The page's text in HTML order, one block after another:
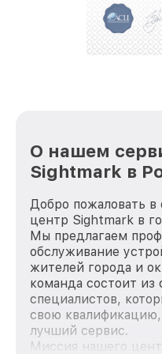
положительные
репутацию. Мы
О нашем
Sightmark в
Добро пожаловать
центр Sightmark в
Мы предлагаем
обслуживание
жителей города и
команда состоит
специалистов,
свою
лучший сервис.
Миссия нашего